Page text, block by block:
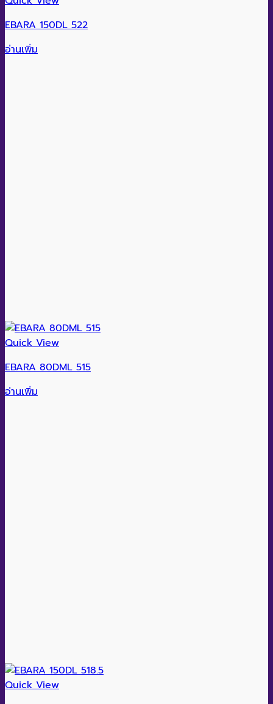
EBARA 150DL 522
อ่านเพิ่ม
Quick View
EBARA 80DML 515
อ่านเพิ่ม
Quick View